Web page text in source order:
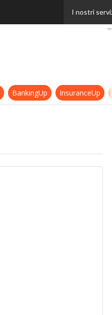
I nostri
BankingUp InsuranceUp